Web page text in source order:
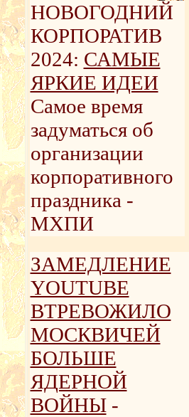
НОВОГОДНИЙ
КОРПОРАТИВ
2024: САМЫЕ
ЯРКИЕ ИДЕИ
Самое время
задуматься об
организации
корпоративного
праздника -
МХПИ
ЗАМЕДЛЕНИЕ
YOUTUBE
ВТРЕВОЖИЛО
МОСКВИЧЕЙ
БОЛЬШЕ
ЯДЕРНОЙ
ВОЙНЫ-